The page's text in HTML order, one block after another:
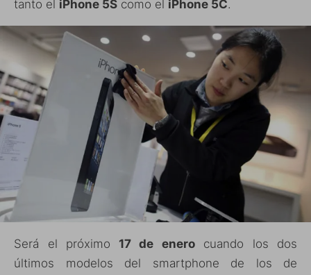
tanto el iPhone 5S como el iPhone 5C.
Será el próximo 17 de enerocuando los dos
últimos modelos del smartphone de los de